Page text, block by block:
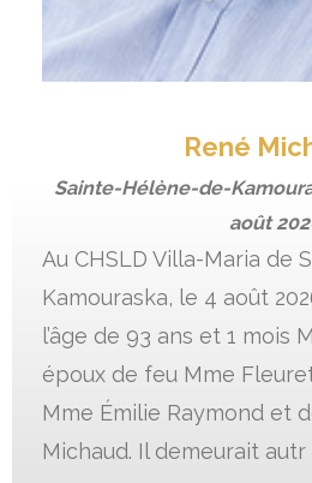
René
Sainte-Hélène-de-
août
Au CHSLD Villa-Maria de
Kamouraska, le 4 août
l’âge de 93 ans et 1 mois
époux de feu Mme
Mme Émilie Raymond et
Michaud. Il demeurait autr